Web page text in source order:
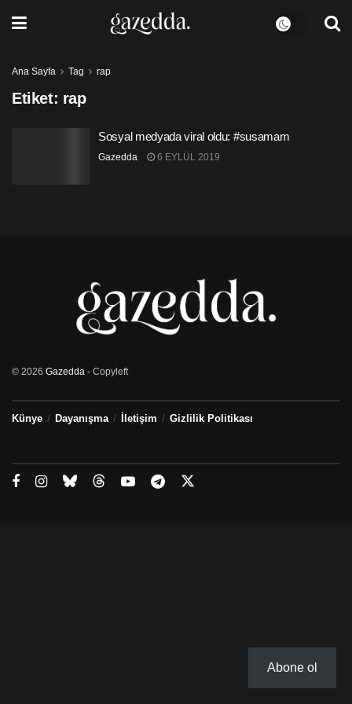
Ana Sayfa Tag rap
Etiket: rap
Sosyal medyada viral oldu: #susamam
Gazedda 6 EYLÜL 2019
© 2026 Gazedda - Copyleft
Künye Dayanışma İletişim Gizlilik Politikası
Abone ol